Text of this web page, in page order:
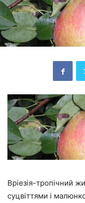
Вріезія-тропічний
суцвіттями і